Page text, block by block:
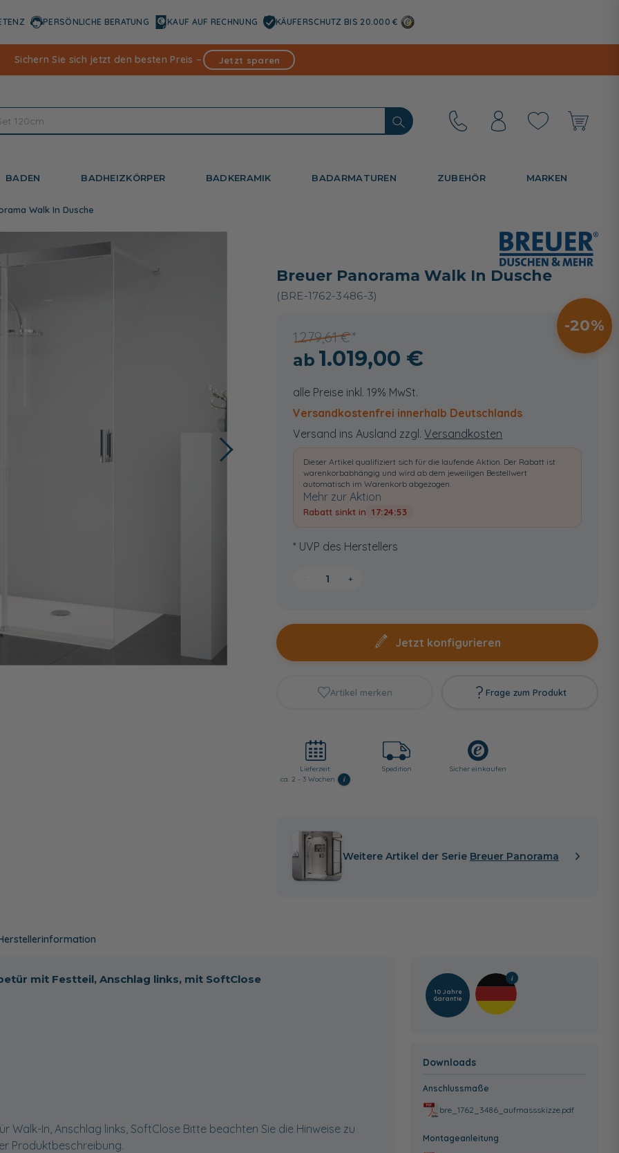
PERSÖNLICHE BERATUNG KAUF AUF RECHNUNG KÄUFERSCHUTZ BIS 20.000 €
Sichern Sie sich jetzt den besten Preis – Jetzt sparen
BADEN BADHEIZKÖRPER BADKERAMIK BADARMATUREN ZUBEHÖR MARKEN
Walk In Dusche
Breuer Panorama Walk In Dusche
(BRE-1762-3486-3)
1.279,61 €
20
1.019,00 €
alle Preise inkl. 19% MwSt.
Versandkostenfrei innerhalb Deutschlands
Versand ins Ausland zzgl.Versandkosten
Dieser Artikel qualifiziert sich für die laufende Aktion. Der Rabatt ist
warenkorbabhängig und wird ab dem jeweiligen Bestellwert
automatisch im Warenkorb abgezogen.
Mehr zur Aktion
Rabatt sinkt in 17:24:52
* UVP des Herstellers
+
Jetzt konfigurieren
Artikel merken Frage zum Produkt
Lieferzeit:
ca. 2 - 3 Wochen
i
Spedition Sicher einkaufen
Weitere Artikel der Serie Breuer Panorama
mit Festteil, Anschlag links, mit SoftClose
Walk-In, Anschlag links, SoftClose Bitte beachten Sie die Hinweise zu
Produktbeschreibung.
10 Jahre
Garantie
Downloads
Anschlussmaße
bre_1762_3486_aufmassskizze.pdf
Montageanleitung